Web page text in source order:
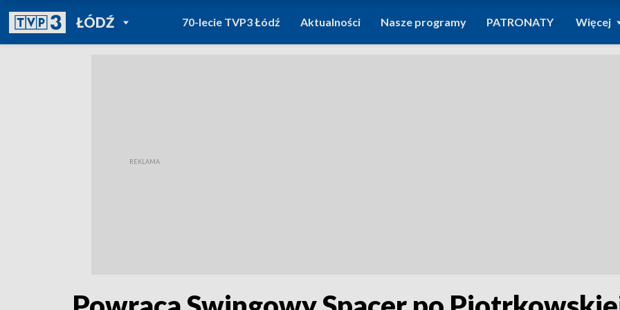
ŁÓDŹPOWRÓT DO
TVP REGIONY
70-lecie TVP3 Łódź Aktualności Nasze programy PATRONATY Więcej